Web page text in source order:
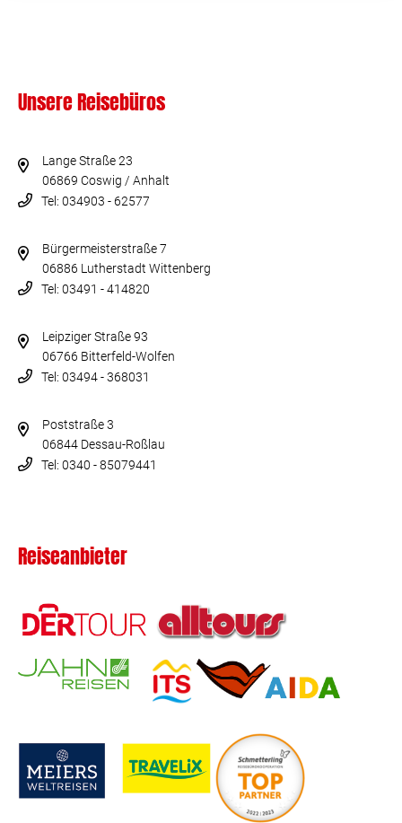
Unsere Reisebüros
Lange Straße 23
06869 Coswig / Anhalt
Tel: 034903 - 62577
Bürgermeisterstraße 7
06886 Lutherstadt Wittenberg
Tel: 03491 - 414820
Leipziger Straße 93
06766 Bitterfeld-Wolfen
Tel: 03494 - 368031
Poststraße 3
06844 Dessau-Roßlau
Tel: 0340 - 85079441
Reiseanbieter